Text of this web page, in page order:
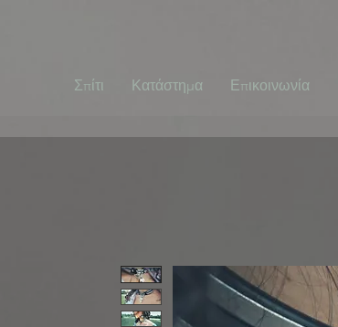
Σπίτι Κατάστημα Επικοινωνία